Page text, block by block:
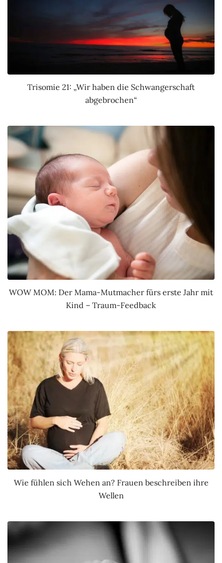
Trisomie 21: „Wir haben die Schwangerschaft
abgebrochen“
WOW MOM: Der Mama-Mutmacher fürs erste Jahr mit
Kind – Traum-Feedback
Wie fühlen sich Wehen an? Frauen beschreiben ihre
Wellen